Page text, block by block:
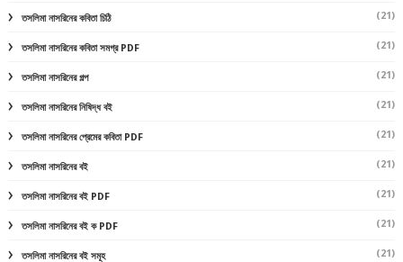
তসলিমা নাসরিনের কবিতা চিঠি (21)
তসলিমা নাসরিনের কবিতা সমগ্র PDF (21)
তসলিমা নাসরিনের গল্প (21)
তসলিমা নাসরিনের নিষিদ্ধ বই (21)
তসলিমা নাসরিনের প্রেমের কবিতা PDF (21)
তসলিমা নাসরিনের বই (21)
তসলিমা নাসরিনের বই PDF (21)
তসলিমা নাসরিনের বই ক PDF (21)
তসলিমা নাসরিনের বই সমূহ (21)